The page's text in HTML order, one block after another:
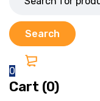
0
Cart (0)